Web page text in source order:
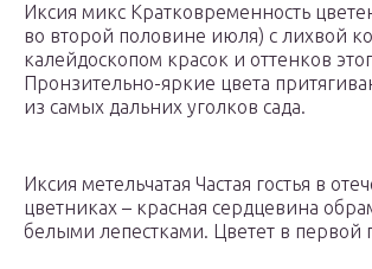
Иксия микс Кратковременность
во второй половине июля) с лихвой
калейдоскопом красок и оттенков
Пронзительно-яркие цвета
из самых дальних уголков сада.
Иксия метельчатая Частая гостья в
цветниках – красная сердцевина
белыми лепестками. Цветет в первой